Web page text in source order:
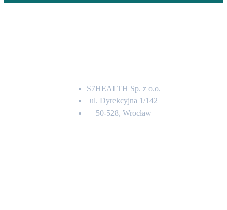
S7HEALTH Sp. z o.o.
ul. Dyrekcyjna 1/142
50-528, Wrocław